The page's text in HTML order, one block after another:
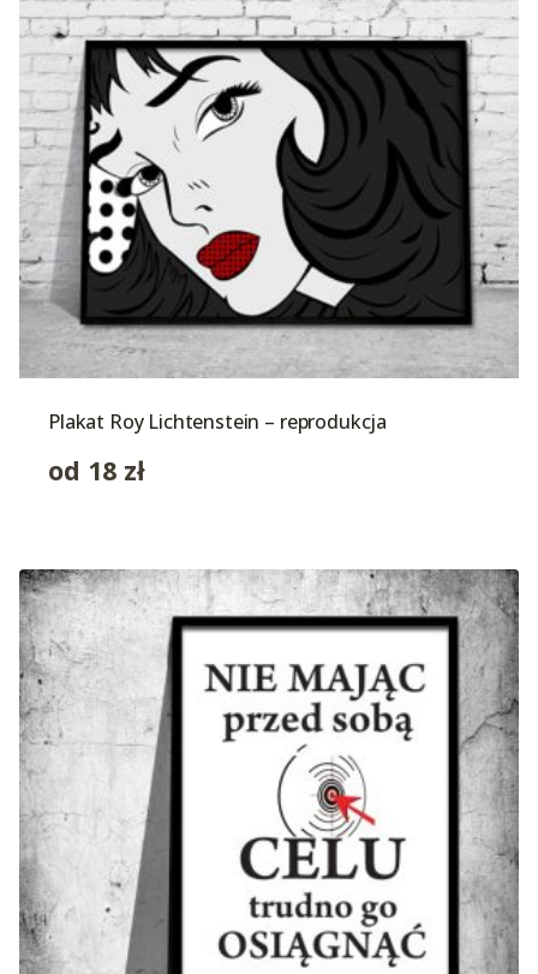
Plakat Roy Lichtenstein – reprodukcja
od 18 zł